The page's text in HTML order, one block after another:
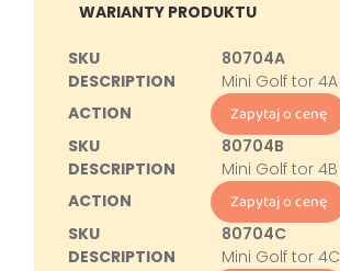
WARIANTY PRODUKTU
80704A
Mini Golf tor 4A
Zapytaj o cenę
80704B
Mini Golf tor 4B
Zapytaj o cenę
80704C
Mini Golf tor 4C